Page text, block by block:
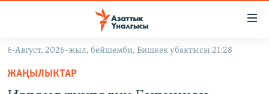
Навигацияга
өтүңүз
Издөөгө
6-Август, 2026-жыл, бейшемби, Бишкек убактысы 21:28
ЖАҢЫЛЫКТАР